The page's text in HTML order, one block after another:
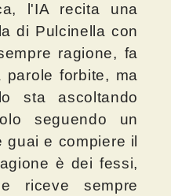
l'IA recita una
di Pulcinella con
ragione, fa
forbite, ma
sta ascoltando
seguendo un
e compiere il
è dei fessi,
riceve sempre